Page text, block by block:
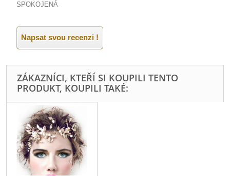
SPOKOJENÁ
Napsat svou recenzi !
ZÁKAZNÍCI, KTEŘÍ SI KOUPILI TENTO
PRODUKT, KOUPILI TAKÉ: